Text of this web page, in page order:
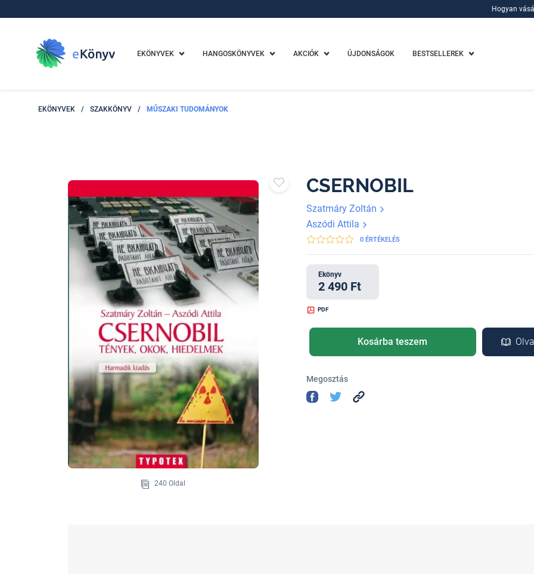
Hogyan
EKÖNYVEK HANGOSKÖNYVEK AKCIÓK ÚJDONSÁGOK BESTSELLEREK
EKÖNYVEK / SZAKKÖNYV / MŰSZAKI TUDOMÁNYOK
240 Oldal
CSERNOBIL
Szatmáry Zoltán
Aszódi Attila
0 ÉRTÉKELÉS
Ekönyv
2 490 Ft
PDF
Kosárba teszem
Megosztás